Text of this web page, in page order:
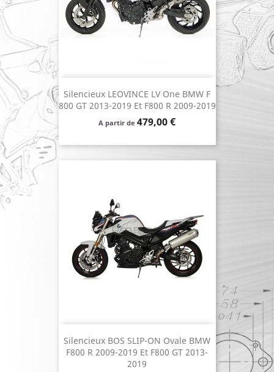
Silencieux LEOVINCE LV One BMW F
800 GT 2013-2019 Et F800 R 2009-2019
A partir de Prix
479,00 €
Silencieux BOS SLIP-ON Ovale BMW
F800 R 2009-2019 Et F800 GT 2013-
2019